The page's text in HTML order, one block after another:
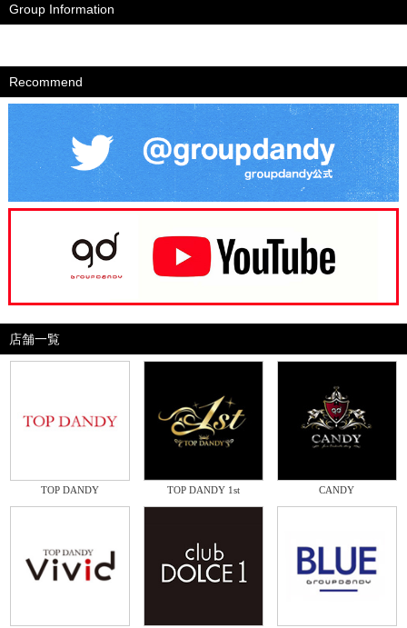
Group Information
Recommend
店舗一覧
TOP DANDY TOP DANDY 1st CANDY